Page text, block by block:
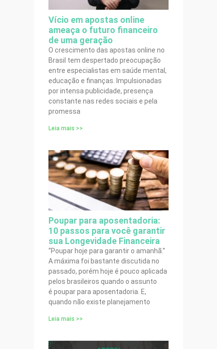
Vício em apostas online
ameaça o futuro financeiro
de uma geração
O crescimento das apostas online no
Brasil tem despertado preocupação
entre especialistas em saúde mental,
educação e finanças. Impulsionadas
por intensa publicidade, presença
constante nas redes sociais e pela
promessa
Leia mais >>
Poupar para aposentadoria:
10 passos para você garantir
sua Longevidade Financeira
“Poupar hoje para garantir o amanhã.”
A máxima foi bastante discutida no
passado, porém hoje é pouco aplicada
pelos brasileiros quando o assunto
é poupar para aposentadoria. E,
quando não existe planejamento
Leia mais >>